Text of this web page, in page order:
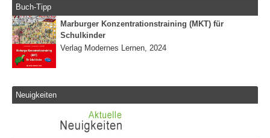
Buch-Tipp
Marburger Konzentrationstraining (MKT) für
Schulkinder
Verlag Modernes Lernen, 2024
Neuigkeiten